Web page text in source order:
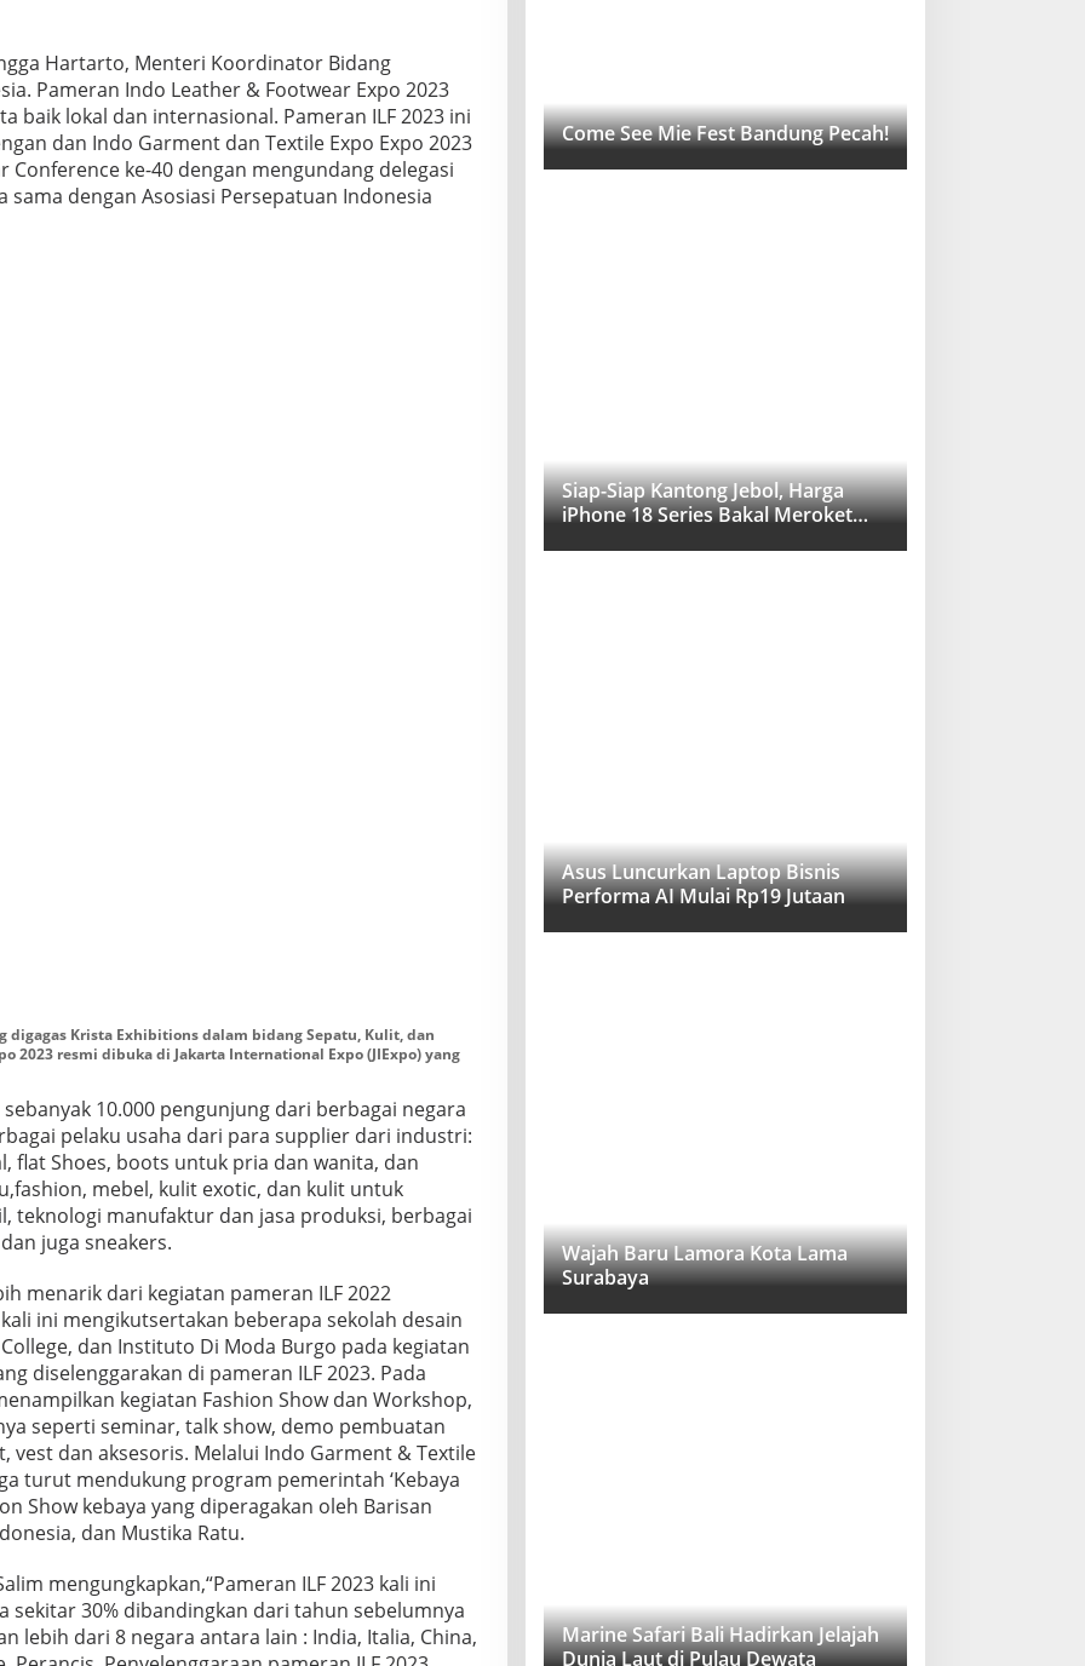
Hartarto, Menteri Koordinator Bidang
Pameran Indo Leather & Footwear Expo 2023
baik lokal dan internasional. Pameran ILF 2023 ini
dan Indo Garment dan Textile Expo Expo 2023
Conference ke-40 dengan mengundang delegasi
sama dengan Asosiasi Persepatuan Indonesia
digagas Krista Exhibitions dalam bidang Sepatu, Kulit, dan
2023 resmi dibuka di Jakarta International Expo (JIExpo) yang
10.000 pengunjung dari berbagai negara
pelaku usaha dari para supplier dari industri:
flat Shoes, boots untuk pria dan wanita, dan
mebel, kulit exotic, dan kulit untuk
teknologi manufaktur dan jasa produksi, berbagai
juga sneakers.
menarik dari kegiatan pameran ILF 2022
ini mengikutsertakan beberapa sekolah desain
dan Instituto Di Moda Burgo pada kegiatan
diselenggarakan di pameran ILF 2023. Pada
kegiatan Fashion Show dan Workshop,
seperti seminar, talk show, demo pembuatan
vest dan aksesoris. Melalui Indo Garment & Textile
turut mendukung program pemerintah ‘Kebaya
Show kebaya yang diperagakan oleh Barisan
dan Mustika Ratu.
mengungkapkan,“Pameran ILF 2023 kali ini
sekitar 30% dibandingkan dari tahun sebelumnya
lebih dari 8 negara antara lain : India, Italia, China,
Come See Mie Fest Bandung Pecah!
Siap-Siap Kantong Jebol, Harga
iPhone 18 Series Bakal Meroket
Asus Luncurkan Laptop Bisnis
Performa AI Mulai Rp19 Jutaan
Wajah Baru Lamora Kota Lama
Surabaya
Marine Safari Bali Hadirkan Jelajah
Dunia Laut di Pulau Dewata